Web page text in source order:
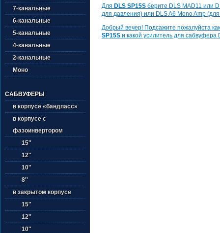
7-канальные
6-канальные
5-канальные
4-канальные
2-канальные
Моно
САБВУФЕРЫ
в корпусе «бандпасс»
в корпусе с
фазоинвертором
15''
12''
10''
8''
в закрытом корпусе
15''
12''
10''
Для DLS SP15S берите DLS MAD11 или
для давления) или DLS A6 Mono Amp
Добрый вечер! Подсажите пожалуйста
SP15S и какой усилитель для сабвуфера